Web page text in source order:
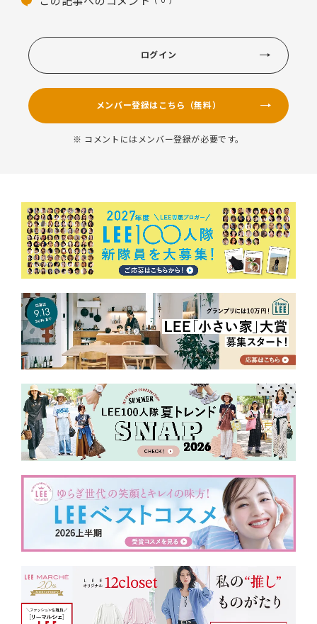
ログイン
メンバー登録はこちら（無料）
※ コメントにはメンバー登録が必要です。